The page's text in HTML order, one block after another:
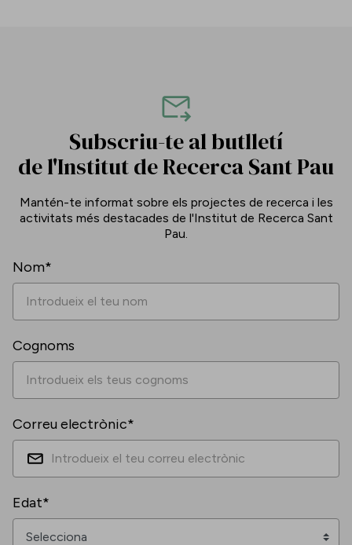
Subscriu-te al butlletí
de l'Institut de Recerca Sant Pau
Mantén-te informat sobre els projectes de recerca i les
activitats més destacades de l'Institut de Recerca Sant
Pau.
Nom*
Cognoms
Correu electrònic*
Edat*